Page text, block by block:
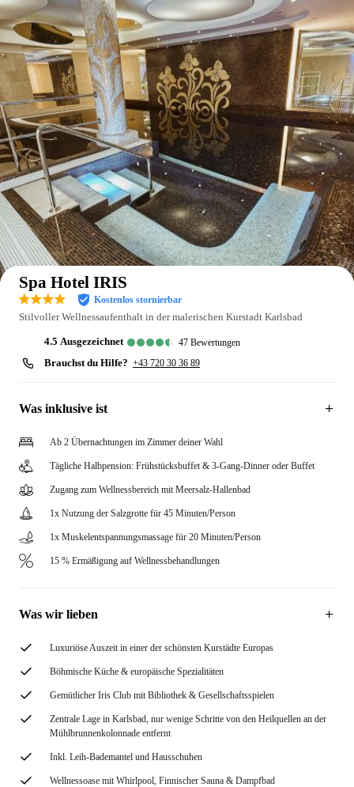
Auf der Karte anzeigen
Spa Hotel IRIS
Kostenlos stornierbar
Stilvoller Wellnessaufenthalt in der malerischen Kurstadt Karlsbad
4.5 ausgezeichnet 47 Bewertungen
Brauchst du Hilfe? +43 720 30 36 89
Was inklusive ist
Ab 2 Übernachtungen im Zimmer deiner Wahl
Tägliche Halbpension: Frühstücksbuffet & 3-Gang-Dinner oder Buffet
Zugang zum Wellnessbereich mit Meersalz-Hallenbad
1x Nutzung der Salzgrotte für 45 Minuten/Person
1x Muskelentspannungsmassage für 20 Minuten/Person
15 % Ermäßigung auf Wellnessbehandlungen
Was wir lieben
Luxuriöse Auszeit in einer der schönsten Kurstädte Europas
Böhmische Küche & europäische Spezialitäten
Gemütlicher Iris Club mit Bibliothek & Gesellschaftsspielen
Zentrale Lage in Karlsbad, nur wenige Schritte von den Heilquellen an der
Mühlbrunnenkolonnade entfernt
Inkl. Leih-Bademantel und Hausschuhen
Wellnessoase mit Whirlpool, Finnischer Sauna & Dampfbad